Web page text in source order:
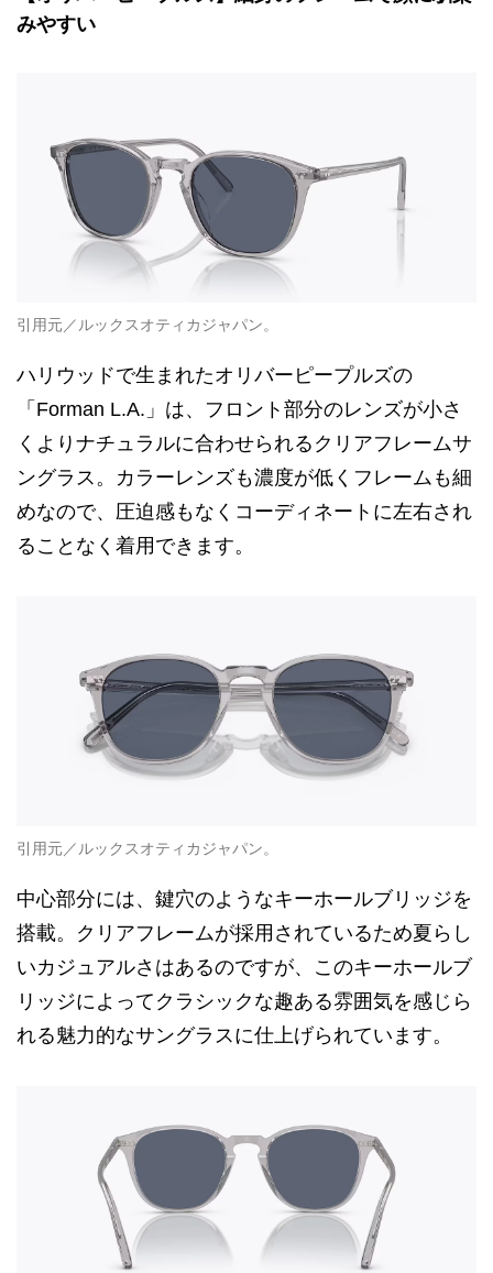
みやすい
引用元／ルックスオティカジャパン。
ハリウッドで生まれたオリバーピープルズの
「Forman L.A.」は、フロント部分のレンズが小さ
くよりナチュラルに合わせられるクリアフレームサ
ングラス。カラーレンズも濃度が低くフレームも細
めなので、圧迫感もなくコーディネートに左右され
ることなく着用できます。
引用元／ルックスオティカジャパン。
中心部分には、鍵穴のようなキーホールブリッジを
搭載。クリアフレームが採用されているため夏らし
いカジュアルさはあるのですが、このキーホールブ
リッジによってクラシックな趣ある雰囲気を感じら
れる魅力的なサングラスに仕上げられています。